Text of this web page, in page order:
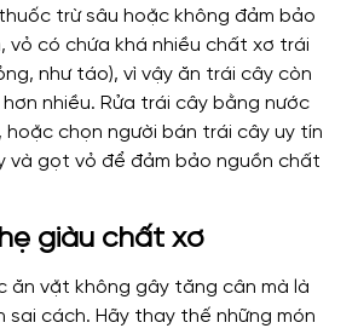
trừ sâu hoặc không đảm bảo
vỏ có chứa khá nhiều chất xơ trái
như táo), vì vậy ăn trái cây còn
nhiều. Rửa trái cây bằng nước
hoặc chọn người bán trái cây uy tín
và gọt vỏ để đảm bảo nguồn chất
giàu chất xơ
ăn vặt không gây tăng cân mà là
sai cách. Hãy thay thế những món